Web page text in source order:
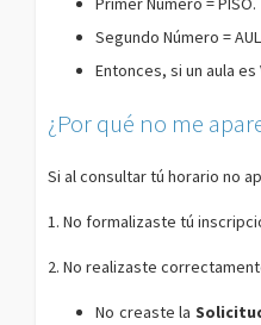
Segundo Número =
Entonces, si un aula es
¿Por qué no me
Si al consultar tú horario no
1. No formalizaste tú
2. No realizaste
No creaste la